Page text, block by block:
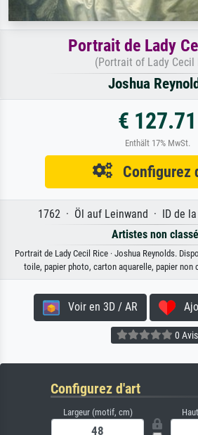
Portrait de Lady
(Portrait of Lady Cecil
Joshua
€ 127.71
Enthält 17% MwSt.
Configurez
1762 · Öl auf Leinwand · ID de
Artistes non
Portrait de Lady Cecil Rice · Joshua Reynolds.
toile, papier photo, carton aquarelle, papier non
Voir en 3D / AR
0 Avis
Configurez d'art
Largeur (motif, cm)